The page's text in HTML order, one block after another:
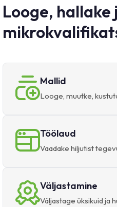
Looge,
Mallid
Looge, muutke,
Töölaud
Vaadake hiljutist
Väljastamine
Väljastage üksikuid ja